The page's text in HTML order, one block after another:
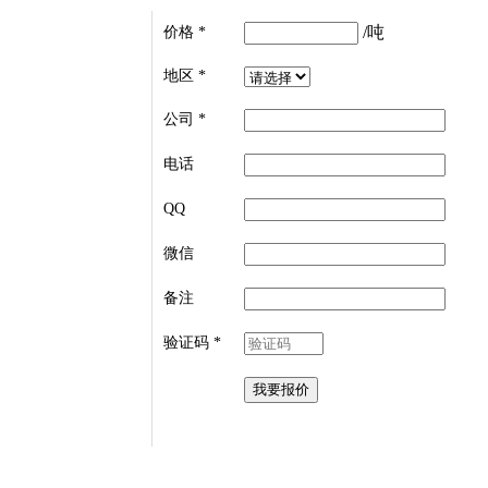
价格 * /吨
地区 *
公司 *
电话
QQ
微信
备注
验证码 *